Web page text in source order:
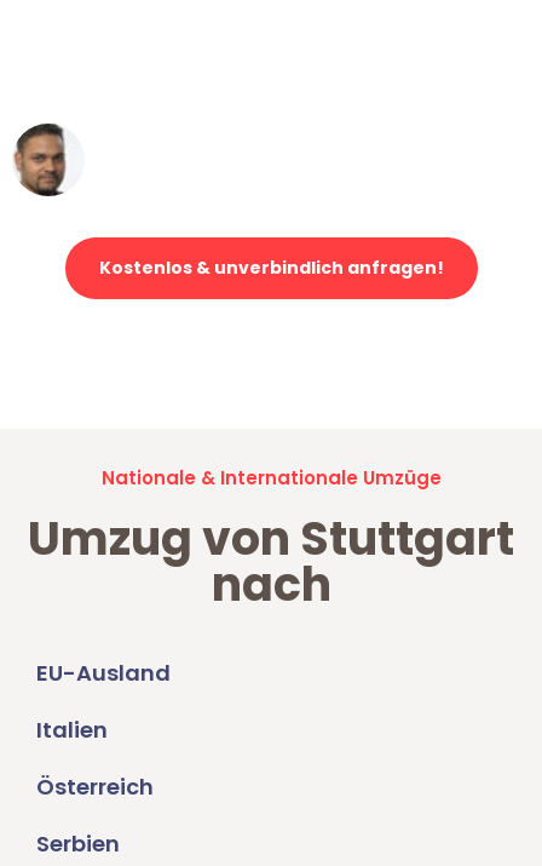
Kostenlos & unverbindlich anfragen!
Nationale & Internationale Umzüge
Umzug von Stuttgart
nach
EU-Ausland
Italien
Österreich
Serbien